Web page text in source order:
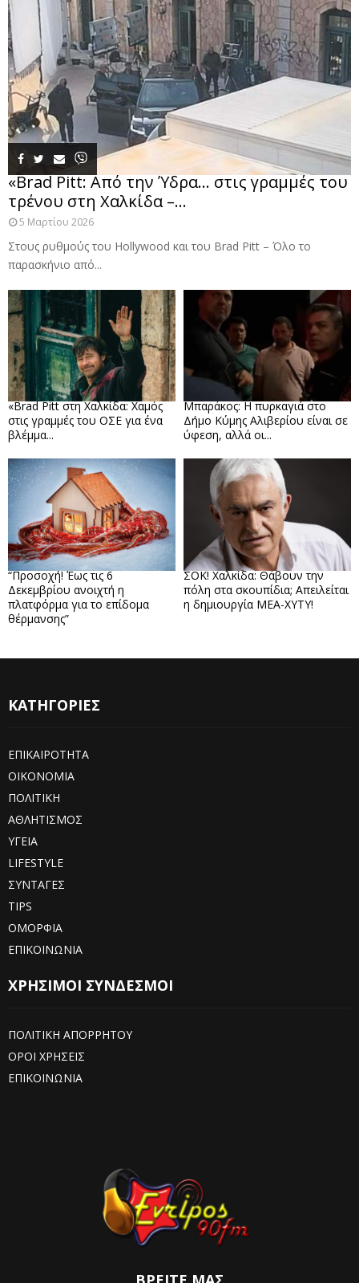
«Brad Pitt: Από την Ύδρα… στις γραμμές του
τρένου στη Χαλκίδα –...
5 Μαρτίου 2026
Στους ρυθμούς του Hollywood και του Brad Pitt – Όλο το
παρασκήνιο από...
«Brad Pitt στη Χαλκίδα: Χαμός
στις γραμμές του ΟΣΕ για ένα
βλέμμα...
Μπαράκος: Η πυρκαγιά στο
Δήμο Κύμης Αλιβερίου είναι σε
ύφεση, αλλά οι...
“Προσοχή! Έως τις 6
Δεκεμβρίου ανοιχτή η
πλατφόρμα για το επίδομα
θέρμανσης”
ΣΟΚ! Χαλκίδα: Θάβουν την
πόλη στα σκουπίδια; Απειλείται
η δημιουργία ΜΕΑ-ΧΥΤΥ!
ΚΑΤΗΓΟΡΙΕΣ
ΕΠΙΚΑΙΡΟΤΗΤΑ
ΟΙΚΟΝΟΜΙΑ
ΠΟΛΙΤΙΚΗ
ΑΘΛΗΤΙΣΜΟΣ
ΥΓΕΙΑ
LIFESTYLE
ΣΥΝΤΑΓΕΣ
TIPS
ΟΜΟΡΦΙΑ
ΕΠΙΚΟΙΝΩΝΙΑ
ΧΡΗΣΙΜΟΙ ΣΥΝΔΕΣΜΟΙ
ΠΟΛΙΤΙΚΗ ΑΠΟΡΡΗΤΟΥ
ΟΡΟΙ ΧΡΗΣΕΙΣ
ΕΠΙΚΟΙΝΩΝΙΑ